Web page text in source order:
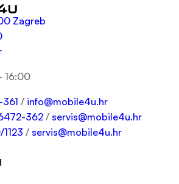
Zagreb
16:00
/ info@mobile4u.hr
362/ servis@mobile4u.hr
/ servis@mobile4u.hr